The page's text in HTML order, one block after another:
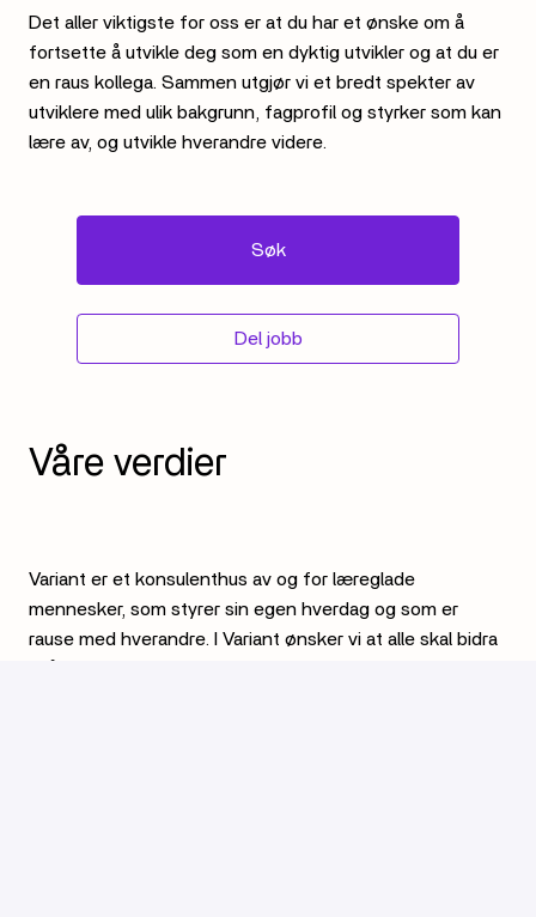
Det aller viktigste for oss er at du har et ønske om å
fortsette å utvikle deg som en dyktig utvikler og at du er
en raus kollega. Sammen utgjør vi et bredt spekter av
utviklere med ulik bakgrunn, fagprofil og styrker som kan
lære av, og utvikle hverandre videre.
Søk
Del jobb
Variant er et konsulenthus av og for læreglade
mennesker, som styrer sin egen hverdag og som er
rause med hverandre. I Variant ønsker vi at alle skal bidra